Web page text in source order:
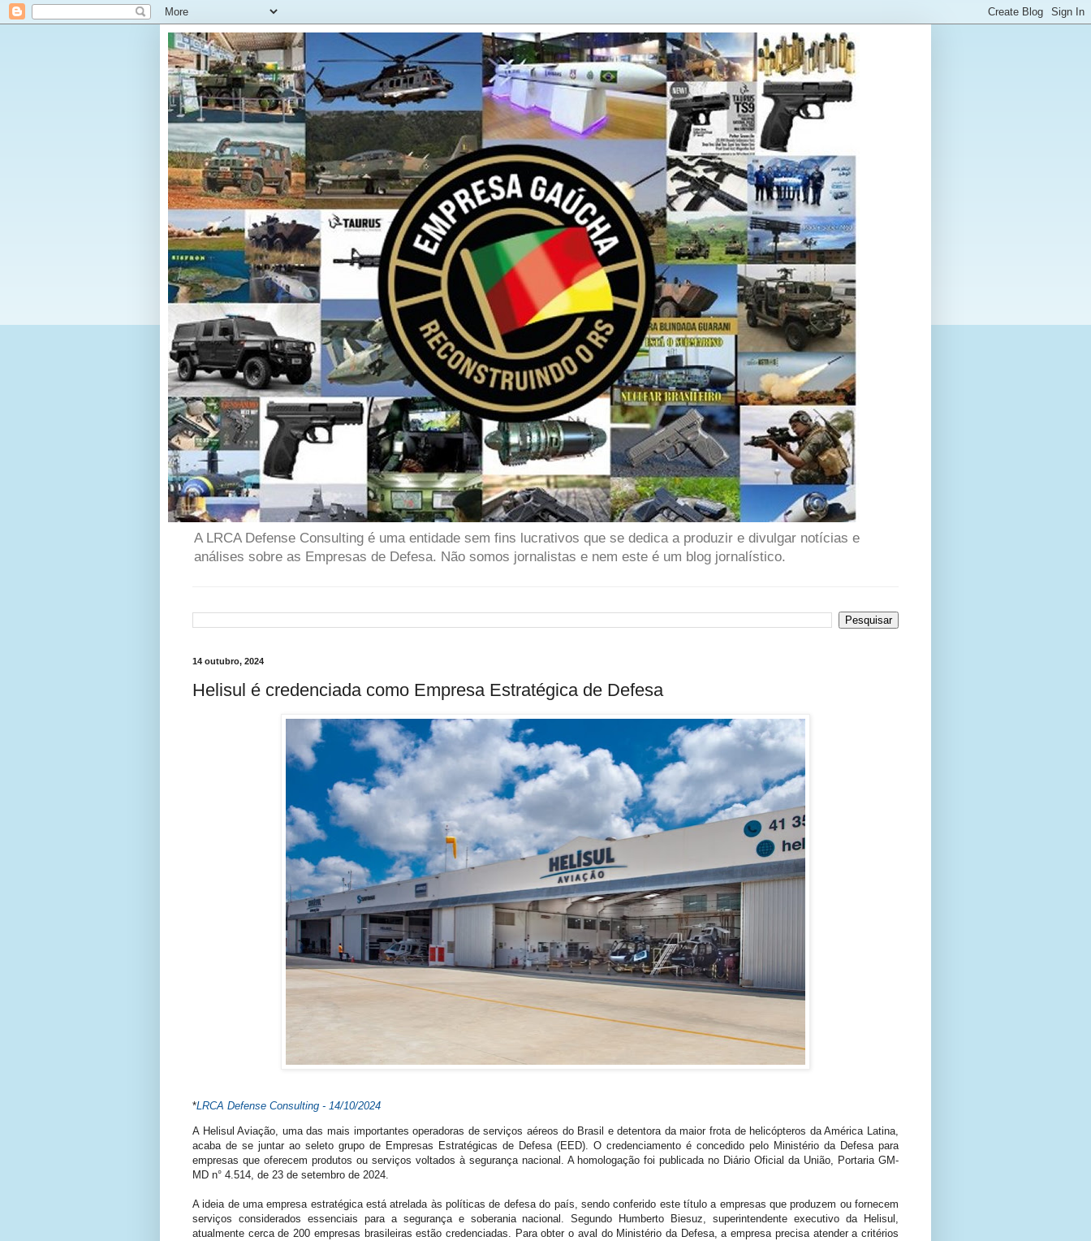
A LRCA Defense Consulting é uma entidade sem fins lucrativos que se dedica a produzir e divulgar notícias e
análises sobre as Empresas de Defesa. Não somos jornalistas e nem este é um blog jornalístico.
14 outubro, 2024
Helisul é credenciada como Empresa Estratégica de Defesa
*LRCA Defense Consulting - 14/10/2024
A Helisul Aviação, uma das mais importantes operadoras de serviços aéreos do Brasil e detentora da maior frota de helicópteros da América Latina,
acaba de se juntar ao seleto grupo de Empresas Estratégicas de Defesa (EED). O credenciamento é concedido pelo Ministério da Defesa para
empresas que oferecem produtos ou serviços voltados à segurança nacional. A homologação foi publicada no Diário Oficial da União, Portaria GM-
MD n° 4.514, de 23 de setembro de 2024.
A ideia de uma empresa estratégica está atrelada às políticas de defesa do país, sendo conferido este título a empresas que produzem ou fornecem
serviços considerados essenciais para a segurança e soberania nacional. Segundo Humberto Biesuz, superintendente executivo da Helisul,
atualmente cerca de 200 empresas brasileiras estão credenciadas. Para obter o aval do Ministério da Defesa, a empresa precisa atender a critérios